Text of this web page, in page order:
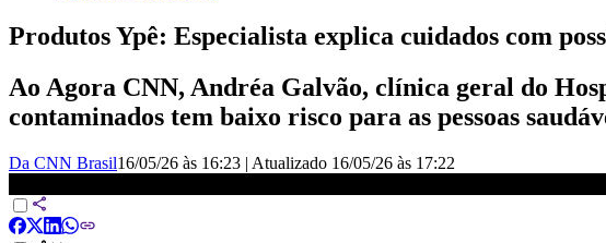
Produtos Ypê: Especialista explica cuidados com
Ao Agora CNN, Andréa Galvão, clínica geral do
contaminados tem baixo risco para as pessoas
Da CNN Brasil16/05/26 às 16:23 | Atualizado 16/05/26 às 17:22